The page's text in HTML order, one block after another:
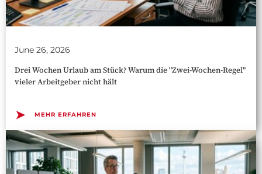
June 26, 2026
Drei Wochen Urlaub am Stück? Warum die "Zwei-Wochen-Regel"
vieler Arbeitgeber nicht hält
➤ MEHR ERFAHREN